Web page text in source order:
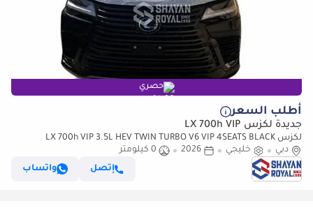
حصري
أطلب السعر
جديدة لكزس LX 700h VIP
لكزس LX 700h VIP 3.5L HEV TWIN TURBO V6 VIP 4SEATS BLACK
EDITION | AUTO PARKING | AT 4WD 2026MY
دبي خليجي 2026
0 كيلومتر
إتصل
واتساب